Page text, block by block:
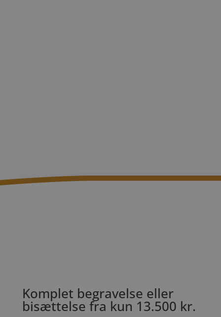
Komplet begravelse eller
bisættelse fra kun 13.500 kr.